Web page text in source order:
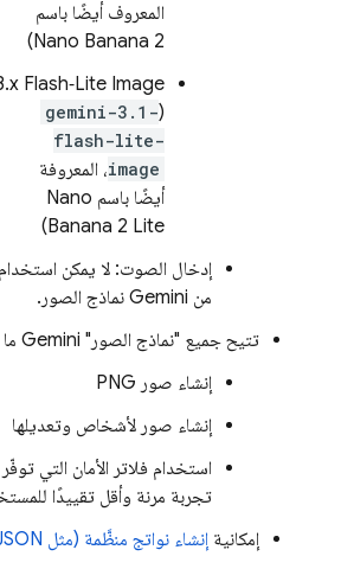
المعروف أيضًا باسم
Nano Banana 2)
Flash‑Lite Image
(
gemini-3.1-
flash-lite-
image، المعروفة
أيضًا باسم Nano
Banana 2 Lite)
إدخال الصوت: لا يمكن
من Gemini نماذج الصور.
تتيح جميع "نماذج الصور" Gemini
إنشاء صور PNG
إنشاء صور لأشخاص وتعديلها
استخدام فلاتر الأمان التي توفّر
تجربة مرنة وأقل تقييدًا
إمكانية إنشاء نواتج منظَّمة (مثل JSON)